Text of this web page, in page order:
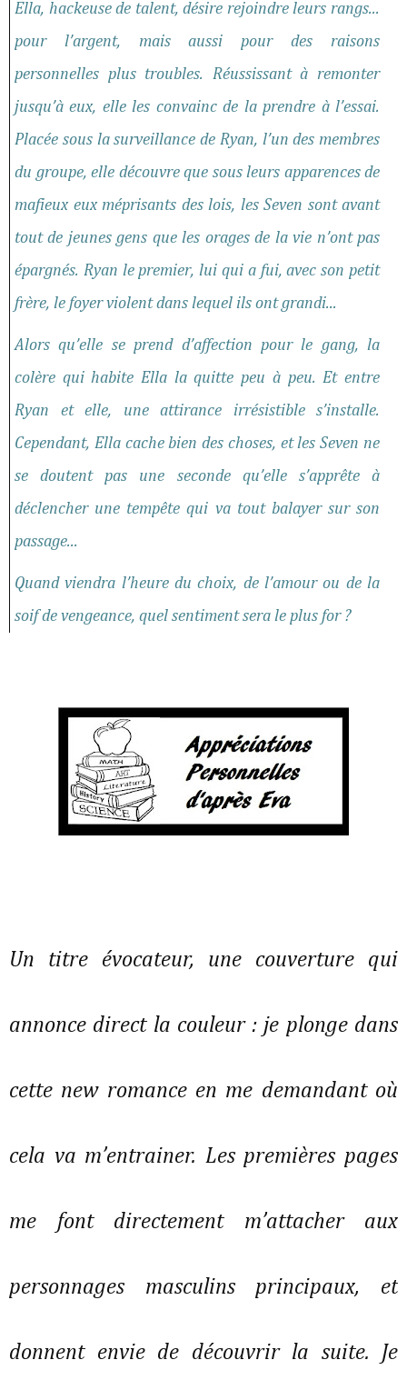
Ella, hackeuse de talent, désire rejoindre leurs rangs...
pour l’argent, mais aussi pour des raisons
personnelles plus troubles. Réussissant à remonter
jusqu’à eux, elle les convainc de la prendre à l’essai.
Placée sous la surveillance de Ryan, l’un des membres
du groupe, elle découvre que sous leurs apparences de
mafieux eux méprisants des lois, les Seven sont avant
tout de jeunes gens que les orages de la vie n’ont pas
épargnés. Ryan le premier, lui qui a fui, avec son petit
frère, le foyer violent dans lequel ils ont grandi...
Alors qu’elle se prend d’affection pour le gang, la
colère qui habite Ella la quitte peu à peu. Et entre
Ryan et elle, une attirance irrésistible s’installe.
Cependant, Ella cache bien des choses, et les Seven ne
se doutent pas une seconde qu’elle s’apprête à
déclencher une tempête qui va tout balayer sur son
passage...
Quand viendra l’heure du choix, de l’amour ou de la
soif de vengeance, quel sentiment sera le plus for ?
Un titre évocateur, une couverture qui
annonce direct la couleur : je plonge dans
cette new romance en me demandant où
cela va m’entrainer. Les premières pages
me font directement m’attacher aux
personnages masculins principaux, et
donnent envie de découvrir la suite. Je